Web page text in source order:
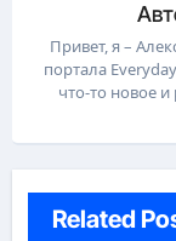
Привет, я –
портала
что-то новое
Related